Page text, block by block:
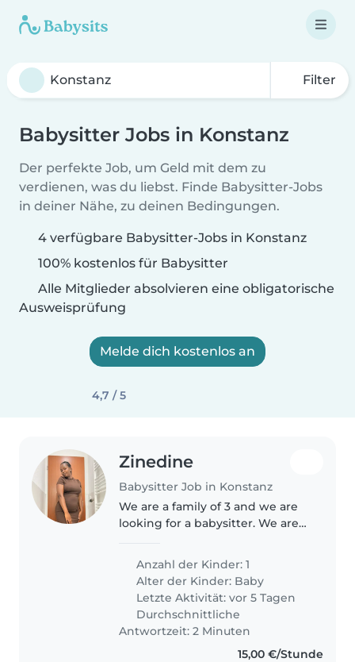
Filter
Babysitter Jobs in Konstanz
Der perfekte Job, um Geld mit dem zu
verdienen, was du liebst. Finde Babysitter-Jobs
in deiner Nähe, zu deinen Bedingungen.
4 verfügbare Babysitter-Jobs in Konstanz
100% kostenlos für Babysitter
Alle Mitglieder absolvieren eine obligatorische
Ausweisprüfung
Melde dich kostenlos an
4,7 / 5
Zinedine
Babysitter Job in Konstanz
We are a family of 3 and we are
looking for a babysitter. We are
looking for a babysitter that
would look after our baby when
we are busy.
Anzahl der Kinder: 1
Alter der Kinder: Baby
Letzte Aktivität: vor 5 Tagen
Durchschnittliche
Antwortzeit: 2 Minuten
15,00 €/Stunde